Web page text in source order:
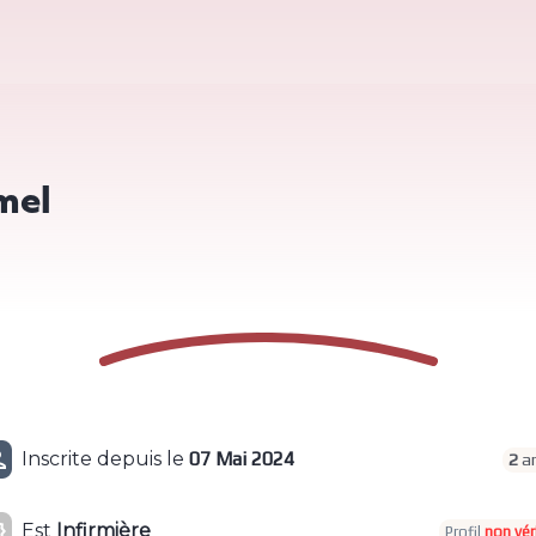
Inscrite depuis le 07 Mai 2024 2
Est Infirmière Profil non